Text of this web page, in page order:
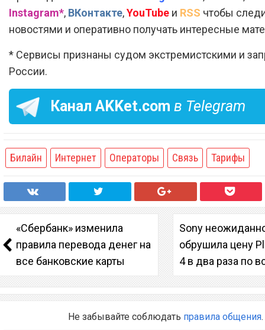
Instagram*, ВКонтакте,YouTube и RSS чтобы
новостями и оперативно получать интересные
* Сервисы признаны судом экстремистскими и
России.
Канал AKKet.com в Telegram
Билайн Интернет Операторы Связь Тарифы
«Сбербанк» изменила
правила перевода денег на
все банковские карты
Sony
обрушила цену
4 в два раза по
Не забывайте соблюдать правила общения.